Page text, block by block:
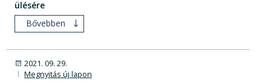
ülésére
Bővebben
2021. 09. 29.
Megnyitás új lapon